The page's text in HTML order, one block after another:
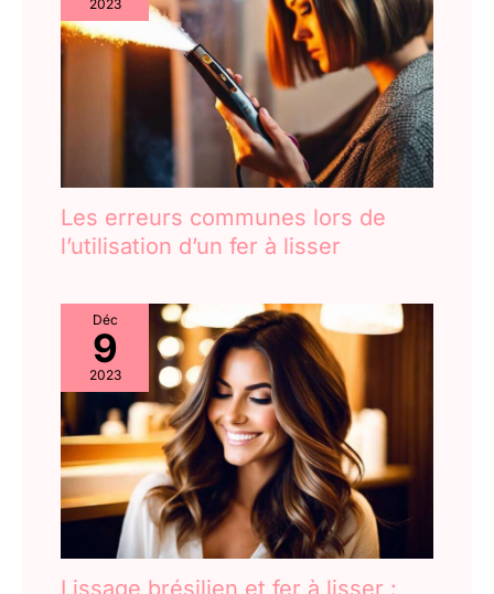
2023
Les erreurs communes lors de
l’utilisation d’un fer à lisser
Déc
9
2023
Lissage brésilien et fer à lisser :